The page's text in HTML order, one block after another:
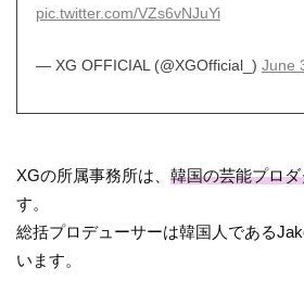
pic.twitter.com/VZs6vNJuYi
— XG OFFICIAL (@XGOfficial_) June
XGの所属事務所は、韓国の芸能プロ
す。
総括プロデューサーは韓国人である
います。